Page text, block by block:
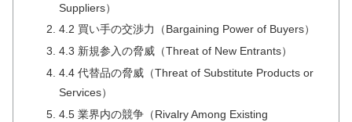
Suppliers）
4.2 買い手の交渉力（Bargaining Power of Buyers）
4.3 新規参入の脅威（Threat of New Entrants）
4.4 代替品の脅威（Threat of Substitute Products or
Services）
4.5 業界内の競争（Rivalry Among Existing